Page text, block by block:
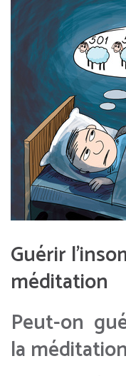
Guérir
méditation
Peut-on
la